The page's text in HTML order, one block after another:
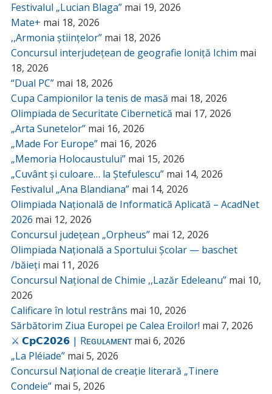
Festivalul „Lucian Blaga” mai 19, 2026
Mate+ mai 18, 2026
,,Armonia științelor” mai 18, 2026
Concursul interjudețean de geografie Ioniță Ichim mai
18, 2026
“Dual PC” mai 18, 2026
Cupa Campionilor la tenis de masă mai 18, 2026
Olimpiada de Securitate Cibernetică mai 17, 2026
„Arta Sunetelor” mai 16, 2026
„Made For Europe” mai 16, 2026
„Memoria Holocaustului” mai 15, 2026
„Cuvânt și culoare… la Ștefulescu” mai 14, 2026
Festivalul „Ana Blandiana” mai 14, 2026
Olimpiada Națională de Informatică Aplicată – AcadNet
2026 mai 12, 2026
Concursul județean „Orpheus” mai 12, 2026
Olimpiada Națională a Sportului Școlar — baschet
/băieți mai 11, 2026
Concursul Național de Chimie ,,Lazăr Edeleanu” mai 10,
2026
Calificare în lotul restrâns mai 10, 2026
Sărbătorim Ziua Europei pe Calea Eroilor! mai 7, 2026
⚔️ 𝗖𝗽𝗖𝟮𝟬𝟮𝟲 | Rᴇɢᴜʟᴀᴍᴇɴᴛ mai 6, 2026
„La Pléiade” mai 5, 2026
Concursul Național de creație literară „Tinere
Condeie” mai 5, 2026